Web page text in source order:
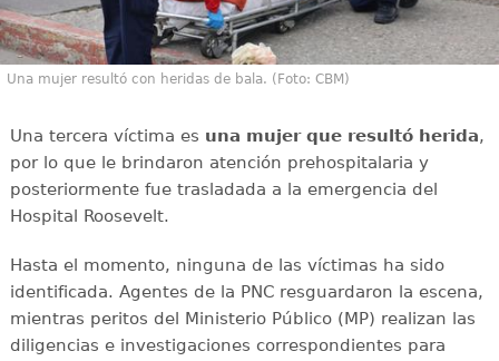
Una mujer resultó con heridas de bala. (Foto: CBM)
Una tercera víctima es una mujer que resultó herida,
por lo que le brindaron atención prehospitalaria y
posteriormente fue trasladada a la emergencia del
Hospital Roosevelt.
Hasta el momento, ninguna de las víctimas ha sido
identificada. Agentes de la PNC resguardaron la escena,
mientras peritos del Ministerio Público (MP) realizan las
diligencias e investigaciones correspondientes para